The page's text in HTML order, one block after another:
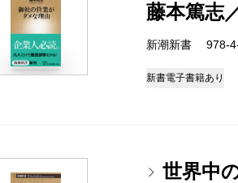
藤本篤志
新潮新書 978-
新書電子書籍あり
世界中